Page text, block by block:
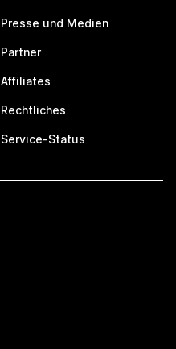
Presse und Medien
Partner
Affiliates
Rechtliches
Service-Status